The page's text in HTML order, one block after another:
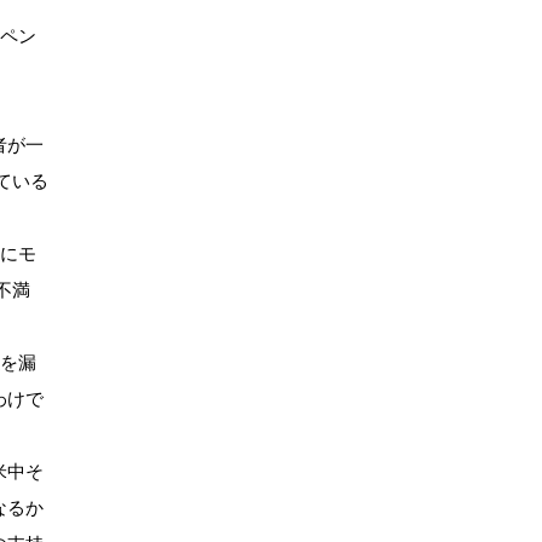
ン
が一
いる
モ
満
漏
けで
中そ
るか